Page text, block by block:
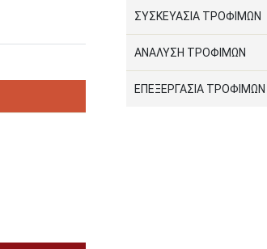
ΣΥΣΚΕΥΑΣΙΑ ΤΡΟΦΙΜΩΝ
ΑΝΑΛΥΣΗ ΤΡΟΦΙΜΩΝ
ΕΠΕΞΕΡΓΑΣΙΑ ΤΡΟΦΙΜΩΝ ΙI